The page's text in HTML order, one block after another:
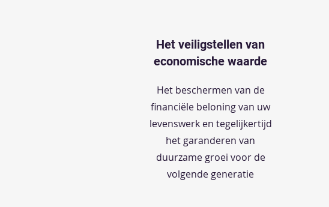
Het veiligstellen van
economische waarde
Het beschermen van de
financiële beloning van uw
levenswerk en tegelijkertijd
het garanderen van
duurzame groei voor de
volgende generatie